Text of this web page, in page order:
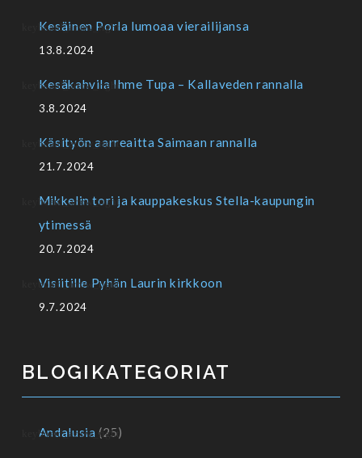
Kesäinen Porla lumoaa vierailijansa
13.8.2024
Kesäkahvila Ihme Tupa – Kallaveden rannalla
3.8.2024
Käsityön aarreaitta Saimaan rannalla
21.7.2024
Mikkelin tori ja kauppakeskus Stella-kaupungin
ytimessä
20.7.2024
Visiitille Pyhän Laurin kirkkoon
9.7.2024
BLOGIKATEGORIAT
Andalusia (25)